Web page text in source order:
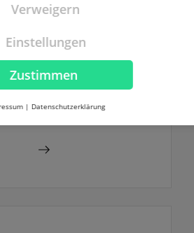
als Viren- und
E-Mails vorab auf
zu prüfen. Für den
Zustimmen
Verweigern
Einstellungen
| Datenschutzerklärung